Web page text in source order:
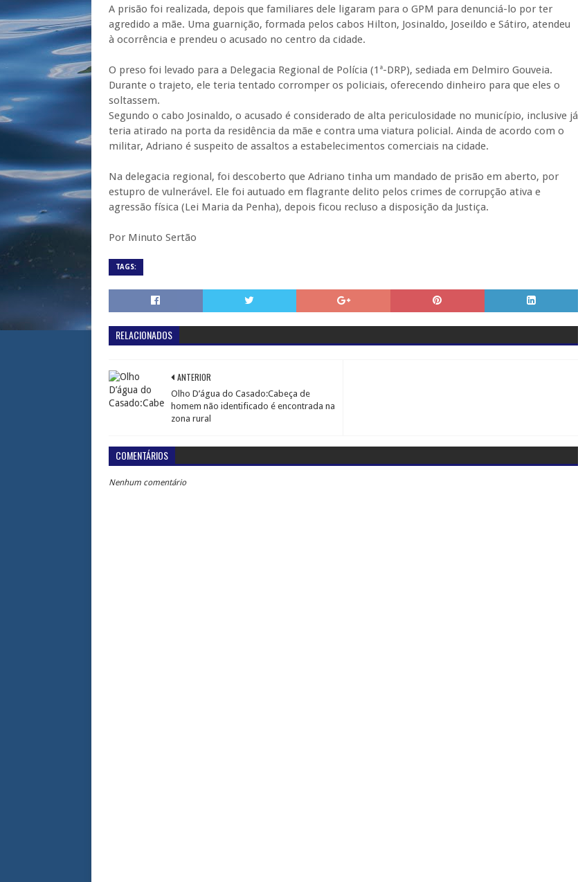
A prisão foi realizada, depois que familiares dele ligaram para o GPM para denunciá-lo por ter
agredido a mãe. Uma guarnição, formada pelos cabos Hilton, Josinaldo, Joseildo e Sátiro, atendeu
à ocorrência e prendeu o acusado no centro da cidade.
O preso foi levado para a Delegacia Regional de Polícia (1ª-DRP), sediada em Delmiro Gouveia.
Durante o trajeto, ele teria tentado corromper os policiais, oferecendo dinheiro para que eles o
soltassem.
Segundo o cabo Josinaldo, o acusado é considerado de alta periculosidade no município, inclusive já
teria atirado na porta da residência da mãe e contra uma viatura policial. Ainda de acordo com o
militar, Adriano é suspeito de assaltos a estabelecimentos comerciais na cidade.
Na delegacia regional, foi descoberto que Adriano tinha um mandado de prisão em aberto, por
estupro de vulnerável. Ele foi autuado em flagrante delito pelos crimes de corrupção ativa e
agressão física (Lei Maria da Penha), depois ficou recluso a disposição da Justiça.
Por Minuto Sertão
TAGS:
RELACIONADOS
ANTERIOR
Olho D’água do Casado:Cabeça de
homem não identificado é encontrada na
zona rural
COMENTÁRIOS
Nenhum comentário